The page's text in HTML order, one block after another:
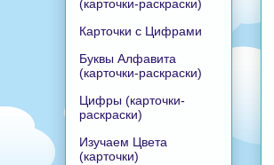
(карточки-раскраски)
Карточки с Цифрами
Буквы Алфавита
(карточки-раскраски)
Цифры (карточки-
раскраски)
Изучаем Цвета
(карточки)